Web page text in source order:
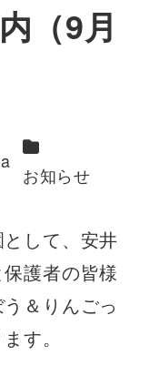
（9月
カテゴリー
お知らせ
して、安井
護者の皆様
＆りんごっ
す。